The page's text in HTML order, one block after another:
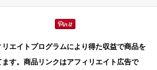
リエイトプログラムにより得た収益で商品を
す。商品リンクはアフィリエイト広告で